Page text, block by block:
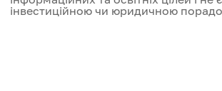
інвестиційною чи юридичною